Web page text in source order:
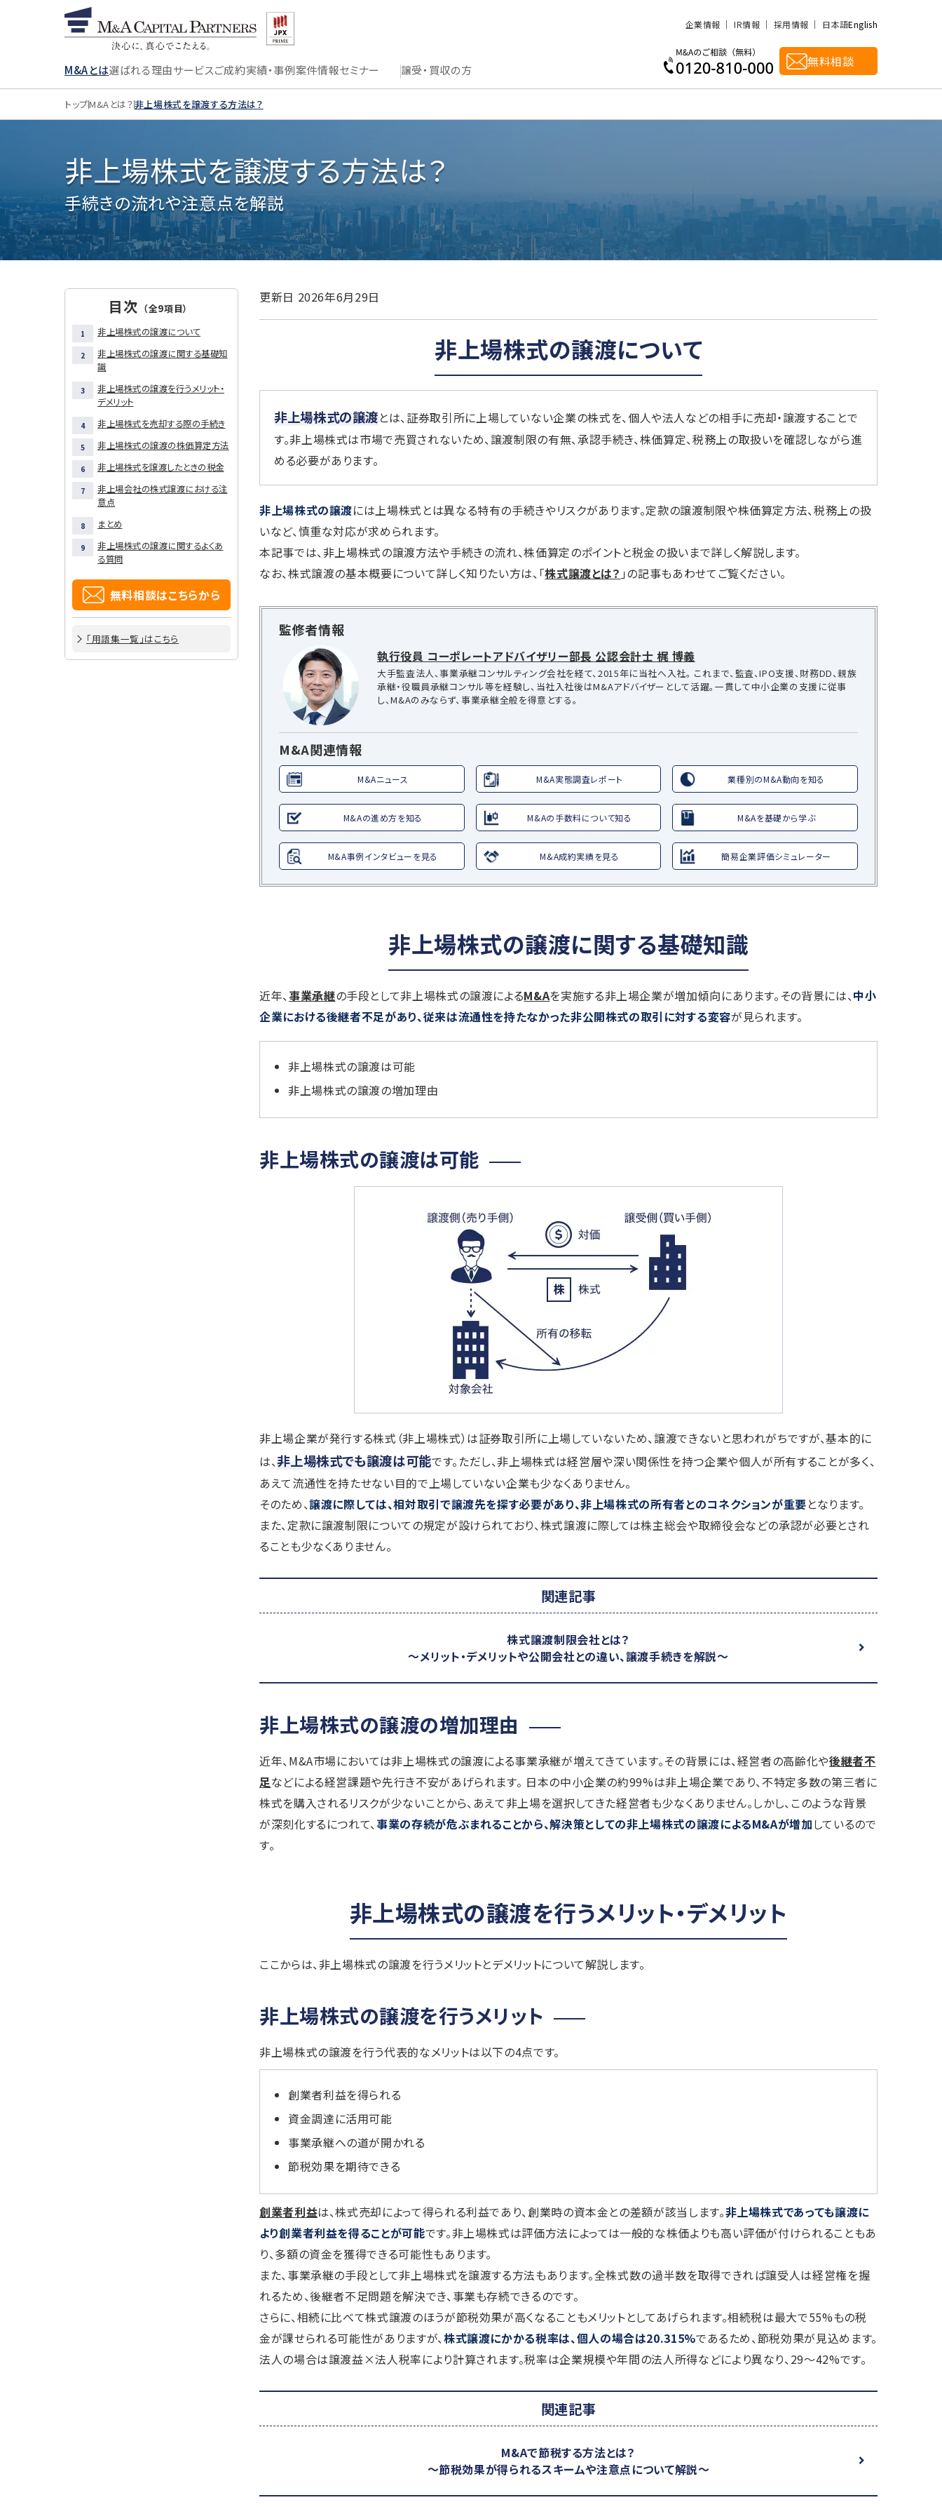
M&Aとは選ばれる理由サービスご成約実績・事例案件情報セミナー 譲受・買収の方
企業情報 IR情報 採用情報 日本語English
無料相談
トップM&Aとは？非上場株式を譲渡する方法は？
非上場株式を譲渡する方法は？
手続きの流れや注意点を解説
目次 （全9項目）
非上場株式の譲渡について
非上場株式の譲渡に関する基礎知
識
非上場株式の譲渡を行うメリット・
デメリット
非上場株式を売却する際の手続き
非上場株式の譲渡の株価算定方法
非上場株式を譲渡したときの税金
非上場会社の株式譲渡における注
意点
まとめ
非上場株式の譲渡に関するよくあ
る質問
無料相談はこちらから
「用語集一覧」はこちら
更新日 2026年6月29日
非上場株式の譲渡について
非上場株式の譲渡とは、証券取引所に上場していない企業の株式を、個人や法人などの相手に売却・譲渡することで
す。非上場株式は市場で売買されないため、譲渡制限の有無、承認手続き、株価算定、税務上の取扱いを確認しながら進
める必要があります。
非上場株式の譲渡には上場株式とは異なる特有の手続きやリスクがあります。定款の譲渡制限や株価算定方法、税務上の扱
いなど、慎重な対応が求められます。
本記事では、非上場株式の譲渡方法や手続きの流れ、株価算定のポイントと税金の扱いまで詳しく解説します。
なお、株式譲渡の基本概要について詳しく知りたい方は、「株式譲渡とは？ 」の記事もあわせてご覧ください。
監修者情報
執行役員 コーポレートアドバイザリー部長 公認会計士 梶 博義
大手監査法人、事業承継コンサルティング会社を経て、2015年に当社へ入社。 これまで、監査、IPO支援、財務DD、親族
承継・役職員承継コンサル等を経験し、当社入社後はM&Aアドバイザーとして活躍。一貫して中小企業の支援に従事
し、M&Aのみならず、事業承継全般を得意とする。
M&A関連情報
M&Aニュース M&A実態調査レポート 業種別のM&A動向を知る
M&Aの進め方を知る M&Aの手数料について知る M&Aを基礎から学ぶ
M&A事例インタビューを見る M&A成約実績を見る 簡易企業評価シミュレーター
非上場株式の譲渡に関する基礎知識
近年、事業承継の手段として非上場株式の譲渡によるM&Aを実施する非上場企業が増加傾向にあります。その背景には、中小
企業における後継者不足があり、従来は流通性を持たなかった非公開株式の取引に対する変容が見られます。
非上場株式の譲渡は可能
非上場株式の譲渡の増加理由
非上場株式の譲渡は可能
非上場企業が発行する株式（非上場株式）は証券取引所に上場していないため、譲渡できないと思われがちですが、基本的に
は、非上場株式でも譲渡は可能です。ただし、非上場株式は経営層や深い関係性を持つ企業や個人が所有することが多く、
あえて流通性を持たせない目的で上場していない企業も少なくありません。
そのため、譲渡に際しては、相対取引で譲渡先を探す必要があり、非上場株式の所有者とのコネクションが重要となります。
また、定款に譲渡制限についての規定が設けられており、株式譲渡に際しては株主総会や取締役会などの承認が必要とされ
ることも少なくありません。
関連記事
株式譲渡制限会社とは？
～メリット・デメリットや公開会社との違い、譲渡手続きを解説～
非上場株式の譲渡の増加理由
近年、M&A市場においては非上場株式の譲渡による事業承継が増えてきています。その背景には、経営者の高齢化や後継者不
足などによる経営課題や先行き不安があげられます。 日本の中小企業の約99%は非上場企業であり、不特定多数の第三者に
株式を購入されるリスクが少ないことから、あえて非上場を選択してきた経営者も少なくありません。しかし、このような背景
が深刻化するにつれて、事業の存続が危ぶまれることから、解決策としての非上場株式の譲渡によるM&Aが増加しているので
す。
非上場株式の譲渡を行うメリット・デメリット
ここからは、非上場株式の譲渡を行うメリットとデメリットについて解説します。
非上場株式の譲渡を行うメリット
非上場株式の譲渡を行う代表的なメリットは以下の4点です。
創業者利益を得られる
資金調達に活用可能
事業承継への道が開かれる
節税効果を期待できる
創業者利益は、株式売却によって得られる利益であり、創業時の資本金との差額が該当します。非上場株式であっても譲渡に
より創業者利益を得ることが可能です。非上場株式は評価方法によっては一般的な株価よりも高い評価が付けられることもあ
り、多額の資金を獲得できる可能性もあります。
また、事業承継の手段として非上場株式を譲渡する方法もあります。全株式数の過半数を取得できれば譲受人は経営権を握
れるため、後継者不足問題を解決でき、事業も存続できるのです。
さらに、相続に比べて株式譲渡のほうが節税効果が高くなることもメリットとしてあげられます。相続税は最大で55%もの税
金が課せられる可能性がありますが、株式譲渡にかかる税率は、個人の場合は20.315%であるため、節税効果が見込めます。
法人の場合は譲渡益×法人税率により計算されます。税率は企業規模や年間の法人所得などにより異なり、29～42%です。
関連記事
M&Aで節税する方法とは？
～節税効果が得られるスキームや注意点について解説～